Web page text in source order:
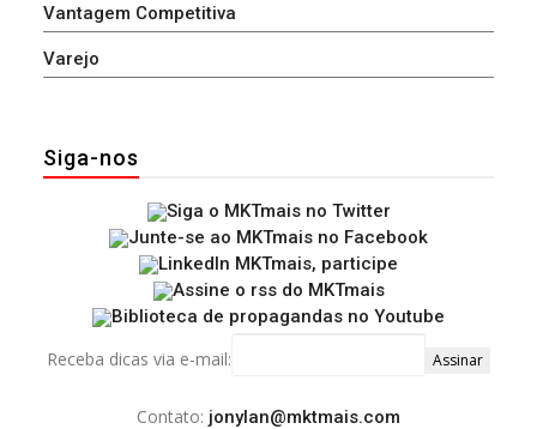
Vantagem Competitiva
Varejo
Siga-nos
Receba dicas via e-mail:
Contato: jonylan@mktmais.com